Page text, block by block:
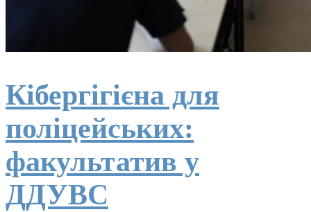
Кібергігієна для
поліцейських:
факультатив у
ДДУВС